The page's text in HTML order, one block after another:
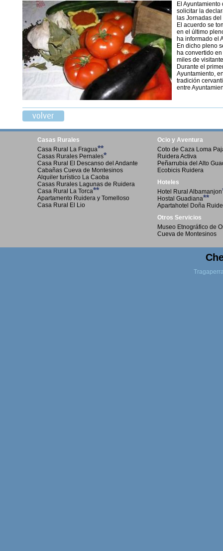
El
solicitar la
las Jornadas
El acuerdo se
en el último
ha informado el
En dicho pleno
ha convertido
miles de
Durante el
Ayuntamiento,
tradición
entre
Casas Rurales
Casa Rural La Fragua**
Casas Rurales Pernales*
Casa Rural El Descanso del Andante
Cabañas Cueva de Montesinos
Alquiler turístico La Caoba
Casas Rurales Lagunas de Ruidera
Casa Rural La Torca**
Apartamento Ruidera y Tomelloso
Casa Rural El Lio
Ocio y Aventura
Coto de Caza Loma
Ruidera Activa
Peñarrubia del Alto
Ecobicis Ruidera
Hoteles
Hotel Rural Albamanjon
Hostal Guadiana**
Apartahotel Doña
Otros Servicios
Museo Etnográfico de
Cueva de Montesinos